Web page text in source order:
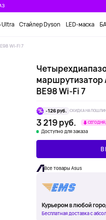
Ultra Стайлер Dyson LED-маска
Wi-Fi 7
маршрутизатор
BE98 Wi-Fi 7
-126 руб. СКИДКА НА
3 219 руб. СЕГОДНЯ
Доступно для заказа
В
Все товары Asus
Курьером в любой
Бесплатная доставка с